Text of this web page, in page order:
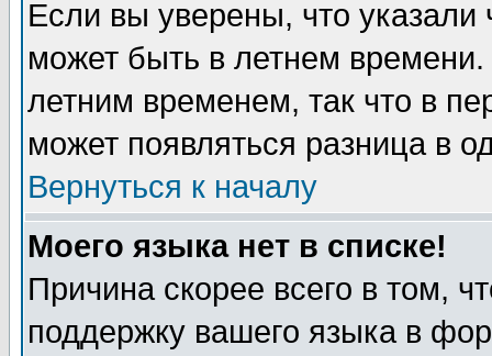
Если вы уверены, что указали
может быть в летнем
летним временем, так что в
может появляться разница в
Вернуться к началу
Моего языка нет в списке!
Причина скорее всего в том,
поддержку вашего языка в